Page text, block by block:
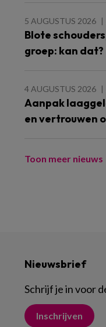
5 AUGUSTUS 2026
Blote
groep: kan dat?
4 AUGUSTUS 2026
Aanpak
en vertrouwen
Toon meer nieuws
Nieuwsbrief
Schrijf je in voor
Inschrijven